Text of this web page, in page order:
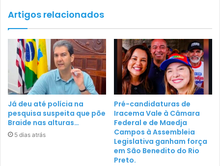
Artigos relacionados
Já deu até polícia na
pesquisa suspeita que põe
Braide nas alturas…
5 dias atrás
Pré-candidaturas de
Iracema Vale à Câmara
Federal e de Maedja
Campos à Assembleia
Legislativa ganham força
em São Benedito do Rio
Preto.